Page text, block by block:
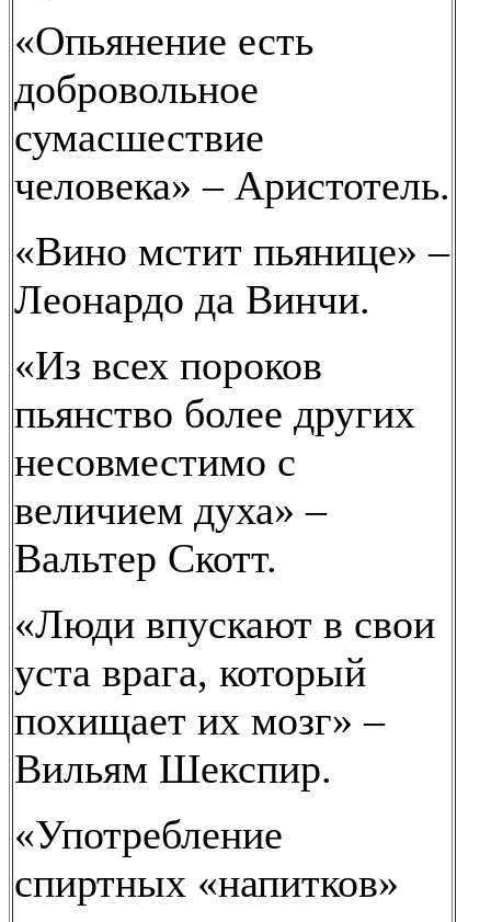
«Опьянение есть
добровольное
сумасшествие
человека» – Аристотель.
«Вино мстит пьянице» –
Леонардо да Винчи.
«Из всех пороков
пьянство более других
несовместимо с
величием духа» –
Вальтер Скотт.
«Люди впускают в свои
уста врага, который
похищает их мозг» –
Вильям Шекспир.
«Употребление
спиртных «напитков»